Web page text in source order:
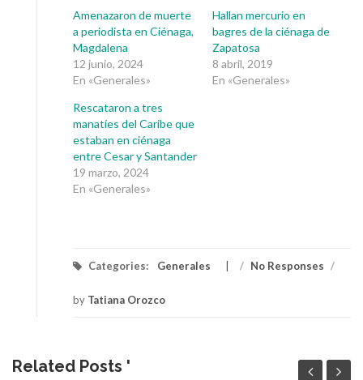
Amenazaron de muerte
a periodista en Ciénaga,
Magdalena
12 junio, 2024
En «Generales»
Hallan mercurio en
bagres de la ciénaga de
Zapatosa
8 abril, 2019
En «Generales»
Rescataron a tres
manatíes del Caribe que
estaban en ciénaga
entre Cesar y Santander
19 marzo, 2024
En «Generales»
Categories: Generales / No Responses /
by Tatiana Orozco
Related Posts '